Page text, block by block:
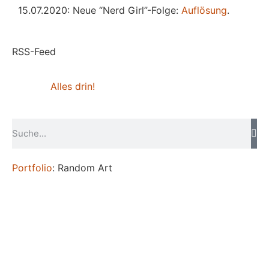
15.07.2020: Neue “Nerd Girl”-Folge: Auflösung.
RSS-Feed
Alles drin!
Portfolio: Random Art